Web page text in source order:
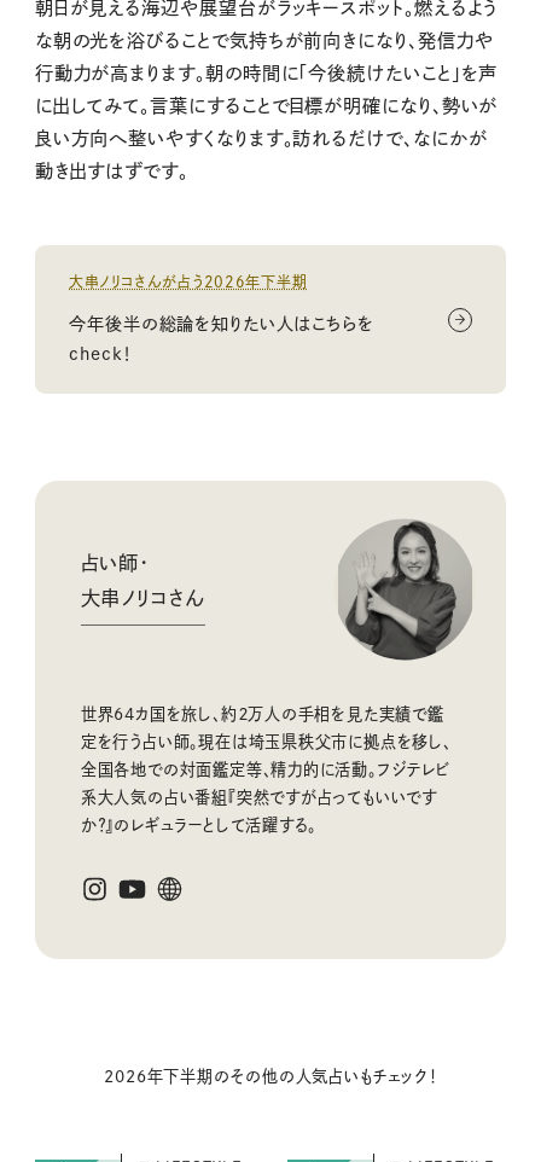
朝日が見える海辺や展望台がラッキースポット。燃えるよう
な朝の光を浴びることで気持ちが前向きになり、発信力や
行動力が高まります。朝の時間に「今後続けたいこと」を声
に出してみて。言葉にすることで目標が明確になり、勢いが
良い方向へ整いやすくなります。訪れるだけで、なにかが
動き出すはずです。
大串ノリコさんが占う2026年下半期
今年後半の総論を知りたい人はこちらを
check！
占い師・
大串ノリコさん
世界64カ国を旅し、約２万人の手相を見た実績で鑑
定を行う占い師。現在は埼玉県秩父市に拠点を移し、
全国各地での対面鑑定等、精力的に活動。フジテレビ
系大人気の占い番組『突然ですが占ってもいいです
か？』のレギュラーとして活躍する。
2026年下半期のその他の人気占いもチェック！